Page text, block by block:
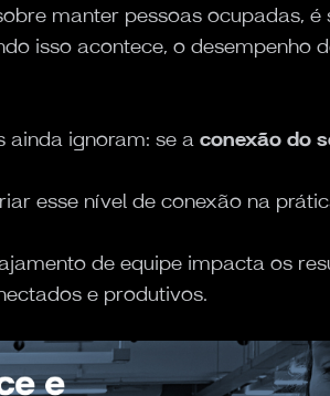
manter pessoas ocupadas, é
isso acontece, o desempenho
ainda ignoram: se a conexão do
esse nível de conexão na
de equipe impacta os
e produtivos.